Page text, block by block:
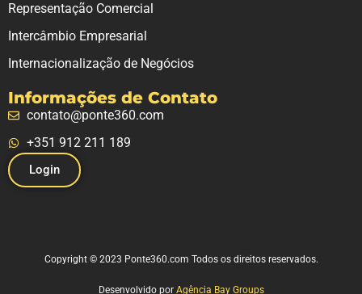
Representação Comercial
Intercâmbio Empresarial
Internacionalização de Negócios
Informações de Contato
contato@ponte360.com
+351 912 211 189
Login
Copyright © 2023 Ponte360.com Todos os direitos reservados.
Desenvolvido por Agência Bay Groups